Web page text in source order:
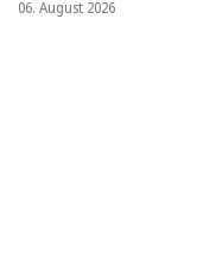
06. August 2026